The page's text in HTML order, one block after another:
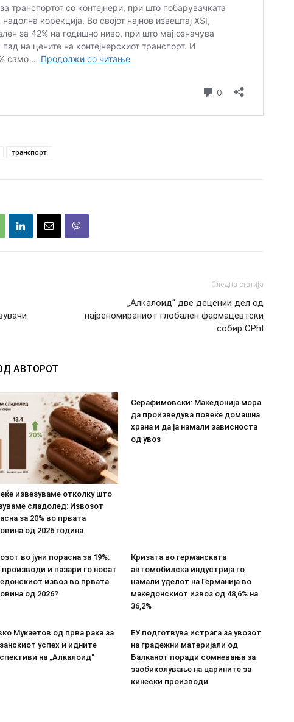
транспорт
Следна статија
„Алкалоид“ две децении дел од
најреномираниот глобален фармацевтски
собир CPhI
АВТОРОТ
извезуваме отколку што
сладолед: Извозот
за 20% во првата
од 2026 година
Серафимовски: Македонија мора
да произведува повеќе домашна
храна и да ја намали зависноста
од увоз
во јуни порасна за 19%:
производи и пазари го носат
извоз во првата
од 2026?
Кризата во германската
автомобилска индустрија го
намали уделот на Германија во
македонскиот извоз од 48,6% на
36,2%
Мукаетов од прва рака за
успех и идните
на „Алкалоид“
ЕУ подготвува истрага за увозот
на градежни материјали од
Балканот поради сомневања за
заобиколување на царините за
кинески производи